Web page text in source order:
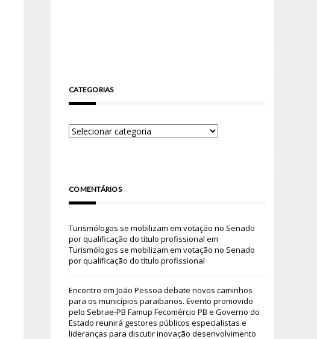
CATEGORIAS
COMENTÁRIOS
Turismólogos se mobilizam em votação no Senado
por qualificação do título profissional em
Turismólogos se mobilizam em votação no Senado
por qualificação do título profissional
Encontro em João Pessoa debate novos caminhos
para os municípios paraibanos. Evento promovido
pelo Sebrae-PB Famup Fecomércio PB e Governo do
Estado reunirá gestores públicos especialistas e
lideranças para discutir inovação desenvolvimento